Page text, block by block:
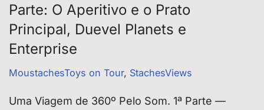
Parte: O Aperitivo e o Prato
Principal, Duevel Planets e
Enterprise
MoustachesToys on Tour, StachesViews
Uma Viagem de 360º Pelo Som. 1ª Parte —